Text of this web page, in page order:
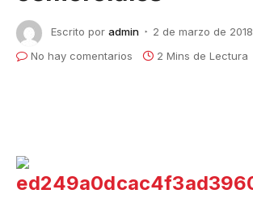
Escrito por admin
2 de marzo de 2018
No hay comentarios
2 Mins de Lectura